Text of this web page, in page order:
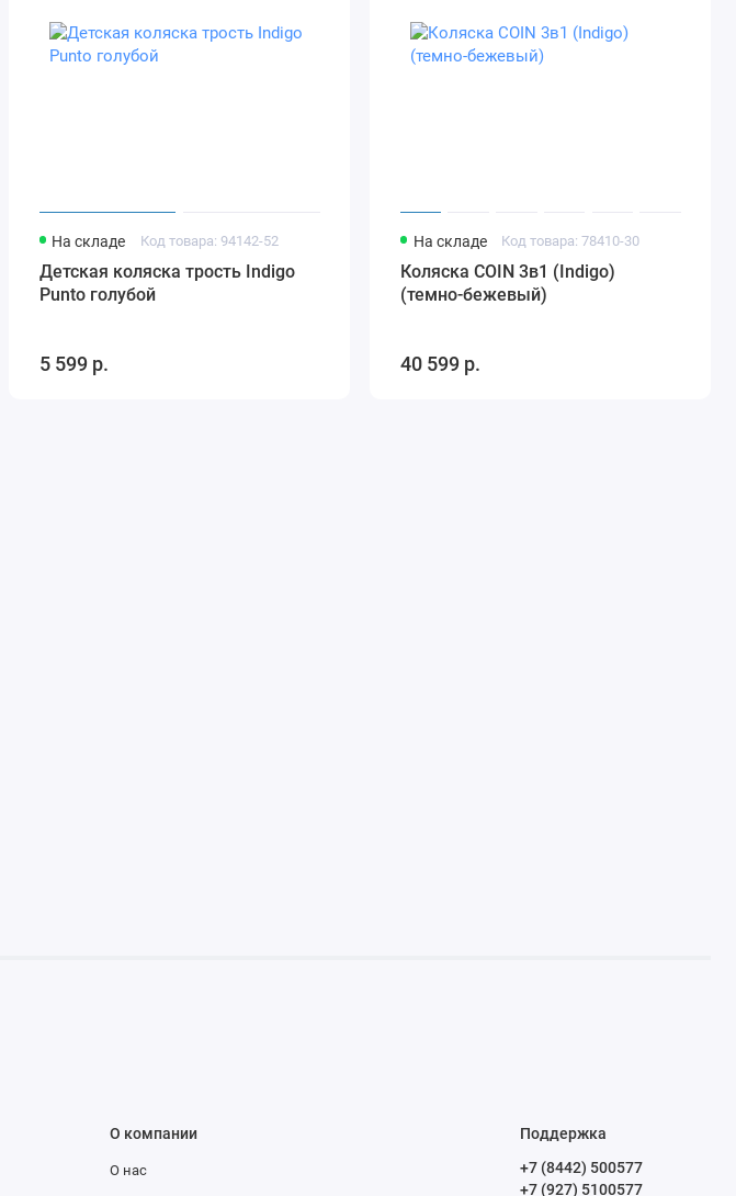
На складе Код товара: 94142-52
Детская коляска трость Indigo
Punto голубой
5 599 р.
На складе Код товара: 78410-30
Коляска COIN 3в1 (Indigo)
(темно-бежевый)
40 599 р.
О компании
О нас
Поддержка
+7 (8442) 500577
+7 (927) 5100577